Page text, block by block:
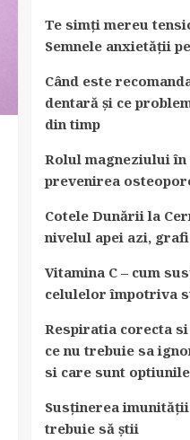
Te simți mereu
Semnele anxietății
Când este
dentară și ce
din timp
Rolul magneziului
prevenirea
Cotele Dunării la
nivelul apei azi,
Vitamina C – cum
celulelor împotriva
Respiratia corecta
ce nu trebuie sa
si care sunt
Susținerea
trebuie să știi